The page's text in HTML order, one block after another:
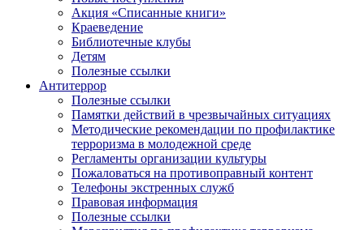
Акция «Списанные книги»
Краеведение
Библиотечные клубы
Детям
Полезные ссылки
Антитеррор
Полезные ссылки
Памятки действий в чрезвычайных ситуациях
Методические рекомендации по профилактике
терроризма в молодежной среде
Регламенты организации культуры
Пожаловаться на противоправный контент
Телефоны экстренных служб
Правовая информация
Полезные ссылки